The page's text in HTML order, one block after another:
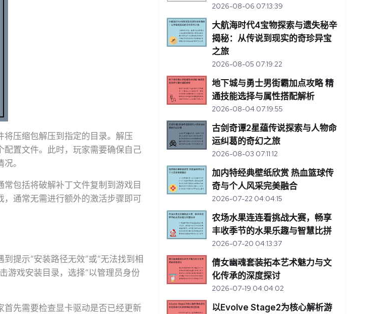
压缩包解压到指定的目录。解压
置文件。此时，玩家需要确保自己
。
包括将破解补丁文件复制到游戏目
通常无需进行额外的激活步骤即可
提示“安装路径无效”或“无法找到相
游戏安装目录，选择“以管理员身份
先需要检查显卡驱动是否已经更新
2026-08-06 07:13:39
大航海时代4宝物探索与遗失秘辛
揭秘：从传说到现实的奇珍异宝
之旅
2026-08-05 07:19:22
地下城与勇士男街霸加点攻略 精
通技能选择与属性搭配解析
2026-08-04 07:19:55
古剑奇谭2星蕴传说探索与人物命
运纠葛的奇幻之旅
2026-08-03 07:11:12
加内特经典壁纸欣赏 热血篮球传
奇与个人风采完美融合
2026-07-22 04:04:15
农场水果连连看挑战大赛，畅享
丰收季节的水果乐趣与智慧比拼
2026-07-20 04:13:37
倩女幽魂套装拓本艺术魅力与文
化传承的深度探讨
2026-07-19 04:04:02
以Evolve Stage2为核心解析游